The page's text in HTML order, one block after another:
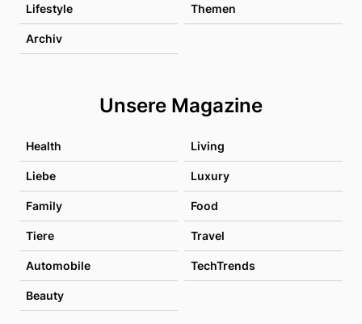
Lifestyle Themen
Archiv
Unsere Magazine
Health Living
Liebe Luxury
Family Food
Tiere Travel
Automobile TechTrends
Beauty